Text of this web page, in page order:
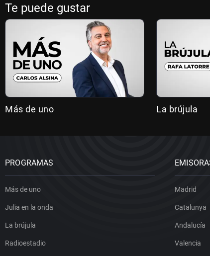
Te puede gustar
Más de uno La brújula
PROGRAMAS
Más de uno
Julia en la onda
La brújula
Radioestadio
Madrid
Catalunya
Andalucía
Valencia